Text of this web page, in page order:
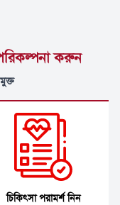
করুন
চিকিৎসা পরামর্শ নিন